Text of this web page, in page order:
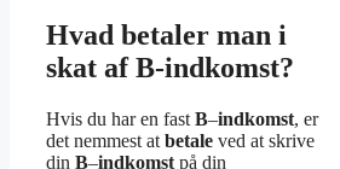
Hvad betaler man i
skat af B-indkomst?
Hvis du har en fast B–indkomst, er
det nemmest at betale ved at skrive
din B–indkomst på din